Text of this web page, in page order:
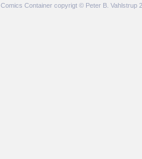
Comics Container copyrigt © Peter B.